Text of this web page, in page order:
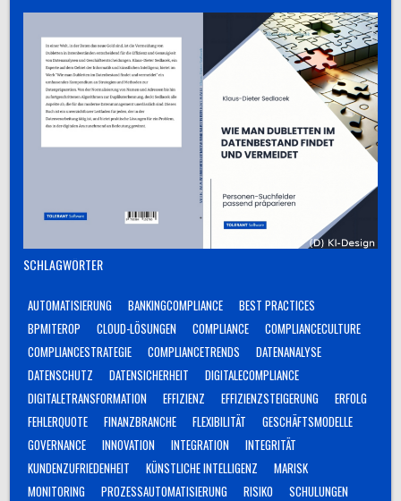
SCHLAGWÖRTER
AUTOMATISIERUNG BANKINGCOMPLIANCE
BEST PRACTICES
BPMITEROP
CLOUD-LÖSUNGEN COMPLIANCE
COMPLIANCECULTURE
COMPLIANCESTRATEGIE
COMPLIANCETRENDS
DATENANALYSE
DATENSCHUTZ
DATENSICHERHEIT
DIGITALECOMPLIANCE
DIGITALETRANSFORMATION
EFFIZIENZ EFFIZIENZSTEIGERUNG
ERFOLG
FEHLERQUOTE
FINANZBRANCHE FLEXIBILITÄT
GESCHÄFTSMODELLE
GOVERNANCE
INNOVATION INTEGRATION
INTEGRITÄT
KUNDENZUFRIEDENHEIT
KÜNSTLICHE INTELLIGENZ
MARISK
MONITORING
PROZESSAUTOMATISIERUNG RISIKO
SCHULUNGEN